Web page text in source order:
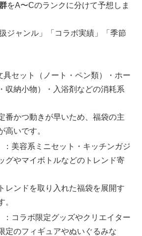
をA〜Cのランクに分けて予想しま
ジャンル」「コラボ実績」「季節
具セット（ノート・ペン類）・ホー
収納小物）・入浴剤などの消耗系
番かつ動きが早いため、福袋の主
高いです。
：美容系ミニセット・キッチンガジ
グやマイボトルなどのトレンド寄
レンドを取り入れた福袋を展開す
。
：コラボ限定グッズやクリエイター
定のフィギュアやぬいぐるみな